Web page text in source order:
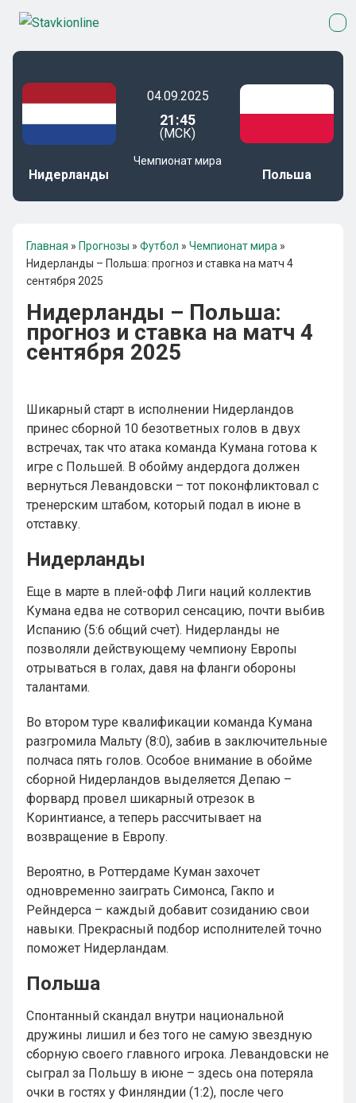
Нидерланды
04.09.2025
21:45
(МСК)
Чемпионат мира
Польша
Главная » Прогнозы » Футбол » Чемпионат мира »
Нидерланды – Польша: прогноз и ставка на матч 4
сентября 2025
Нидерланды – Польша:
прогноз и ставка на матч 4
сентября 2025
Шикарный старт в исполнении Нидерландов
принес сборной 10 безответных голов в двух
встречах, так что атака команда Кумана готова к
игре с Польшей. В обойму андердога должен
вернуться Левандовски – тот поконфликтовал с
тренерским штабом, который подал в июне в
отставку.
Нидерланды
Еще в марте в плей-офф Лиги наций коллектив
Кумана едва не сотворил сенсацию, почти выбив
Испанию (5:6 общий счет). Нидерланды не
позволяли действующему чемпиону Европы
отрываться в голах, давя на фланги обороны
талантами.
Во втором туре квалификации команда Кумана
разгромила Мальту (8:0), забив в заключительные
полчаса пять голов. Особое внимание в обойме
сборной Нидерландов выделяется Депаю –
форвард провел шикарный отрезок в
Коринтиансе, а теперь рассчитывает на
возвращение в Европу.
Вероятно, в Роттердаме Куман захочет
одновременно заиграть Симонса, Гакпо и
Рейндерса – каждый добавит созиданию свои
навыки. Прекрасный подбор исполнителей точно
поможет Нидерландам.
Польша
Спонтанный скандал внутри национальной
дружины лишил и без того не самую звездную
сборную своего главного игрока. Левандовски не
сыграл за Польшу в июне – здесь она потеряла
очки в гостях у Финляндии (1:2), после чего